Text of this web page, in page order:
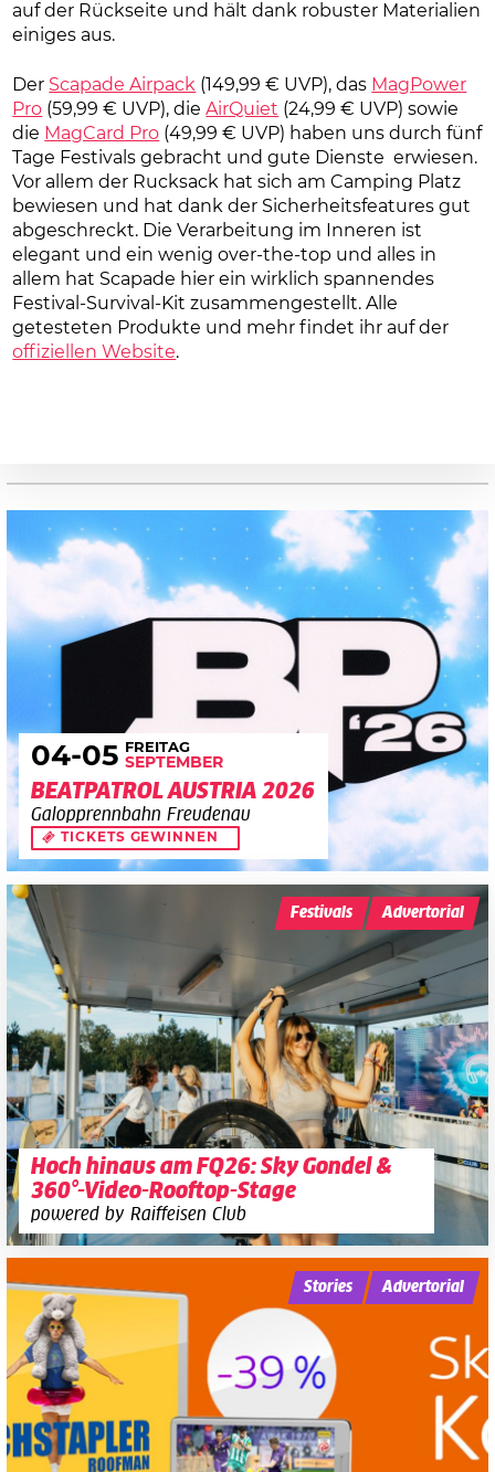
auf der Rückseite und hält dank robuster Materialien
einiges aus.
Der Scapade Airpack (149,99 € UVP), das MagPower
Pro (59,99 € UVP), dieAirQuiet (24,99 € UVP) sowie
die MagCard Pro (49,99 € UVP) haben uns durch fünf
Tage Festivals gebracht und gute Dienste erwiesen.
Vor allem der Rucksack hat sich am Camping Platz
bewiesen und hat dank der Sicherheitsfeatures gut
abgeschreckt. Die Verarbeitung im Inneren ist
elegant und ein wenig over-the-top und alles in
allem hat Scapade hier ein wirklich spannendes
Festival-Survival-Kit zusammengestellt. Alle
getesteten Produkte und mehr findet ihr auf der
offiziellen Website.
04-05 FREITAG
SEPTEMBER
BEATPATROL AUSTRIA 2026
Galopprennbahn Freudenau
TICKETS GEWINNEN
Hoch hinaus am FQ26: Sky Gondel &
360°-Video-Rooftop-Stage
powered by Raiffeisen Club
Festivals Advertorial
Stories Advertorial